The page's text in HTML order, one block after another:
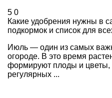
5 0
Какие удобрения нужны в
подкормок и список для
Июль — один из самых
огороде. В это время
формируют плоды и цветы,
регулярных ...